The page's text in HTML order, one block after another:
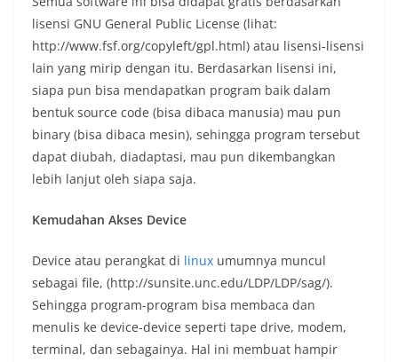
lisensi GNU General Public License (lihat:
http://www.fsf.org/copyleft/gpl.html) atau lisensi-lisensi
lain yang mirip dengan itu. Berdasarkan lisensi ini,
siapa pun bisa mendapatkan program baik dalam
bentuk source code (bisa dibaca manusia) mau pun
binary (bisa dibaca mesin), sehingga program tersebut
dapat diubah, diadaptasi, mau pun dikembangkan
lebih lanjut oleh siapa saja.
Kemudahan Akses Device
Device atau perangkat di linux umumnya muncul
sebagai file, (http://sunsite.unc.edu/LDP/LDP/sag/).
Sehingga program-program bisa membaca dan
menulis ke device-device seperti tape drive, modem,
terminal, dan sebagainya. Hal ini membuat hampir